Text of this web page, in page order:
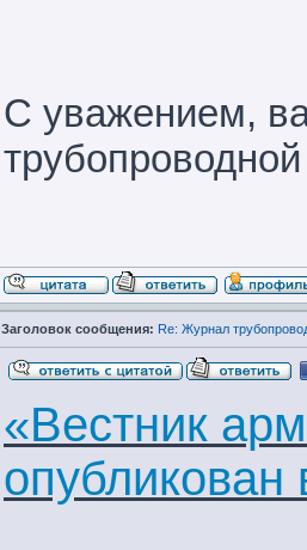
С уважением,
Заголовок сообщения: Re: Журнал
«Вестник
опубликован